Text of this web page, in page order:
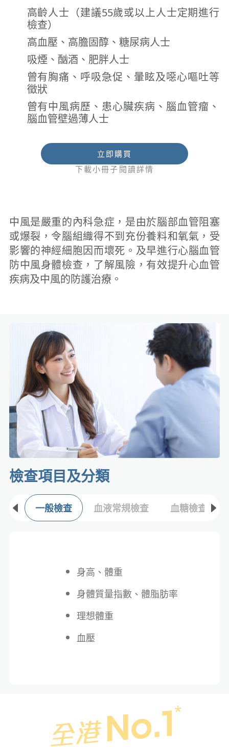
高齡人士（建議55歲或以上人士定期進行
檢查）
高血壓、高膽固醇、糖尿病人士
吸煙、酗酒、肥胖人士
曾有胸痛、呼吸急促、暈眩及噁心嘔吐等
徵狀
曾有中風病歷、患心臟疾病、腦血管瘤、
腦血管壁過薄人士
立即購買
下載小冊子閱讀詳情
中風是嚴重的內科急症，是由於腦部血管阻塞
或爆裂，令腦組織得不到充份養料和氧氣，受
影響的神經細胞因而壞死。及早進行心腦血管
防中風身體檢查，了解風險，有效提升心血管
疾病及中風的防護治療。
檢查項目及分類​
一般檢查 血液常規檢查 血糖檢查
身高、體重
身體質量指數、體脂肪率
理想體重
血壓